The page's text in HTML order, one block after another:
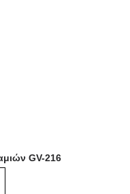
GV-216